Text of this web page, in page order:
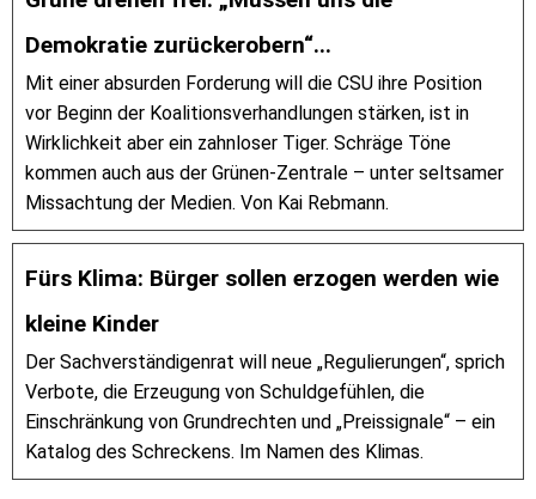
Demokratie zurückerobern“...
Mit einer absurden Forderung will die CSU ihre Position
vor Beginn der Koalitionsverhandlungen stärken, ist in
Wirklichkeit aber ein zahnloser Tiger. Schräge Töne
kommen auch aus der Grünen-Zentrale – unter seltsamer
Missachtung der Medien. Von Kai Rebmann.
Fürs Klima: Bürger sollen erzogen werden wie
kleine Kinder
Der Sachverständigenrat will neue „Regulierungen“, sprich
Verbote, die Erzeugung von Schuldgefühlen, die
Einschränkung von Grundrechten und „Preissignale“ – ein
Katalog des Schreckens. Im Namen des Klimas.